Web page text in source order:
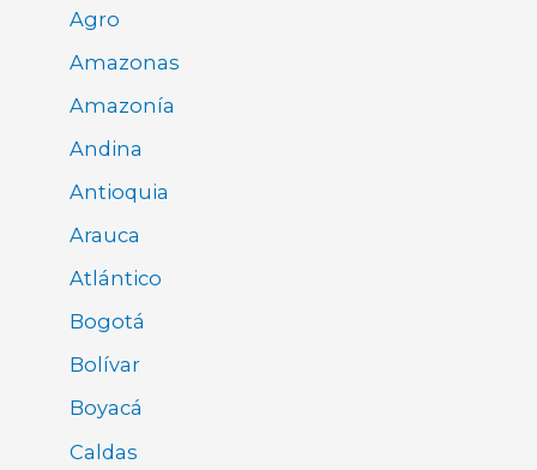
Agro
Amazonas
Amazonía
Andina
Antioquia
Arauca
Atlántico
Bogotá
Bolívar
Boyacá
Caldas